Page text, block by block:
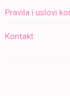
Pravila i uslovi
Kontakt